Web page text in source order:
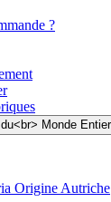
?
Origine Autriche